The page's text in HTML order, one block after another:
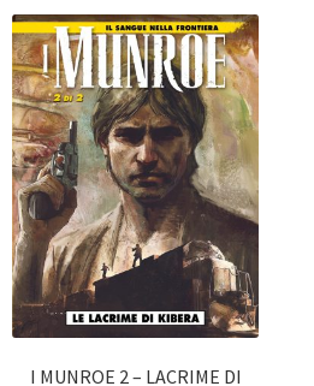
I MUNROE 2 – LACRIME DI